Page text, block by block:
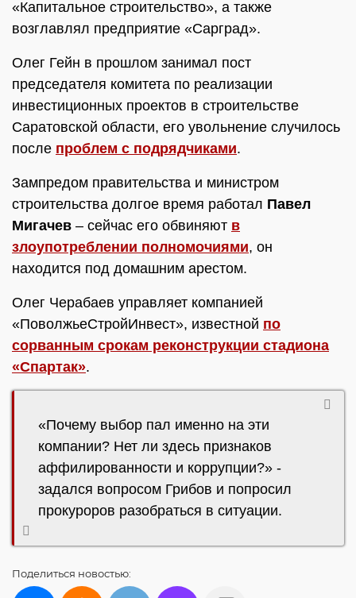
«Капитальное строительство», а также
возглавлял предприятие «Сарград».
Олег Гейн в прошлом занимал пост
председателя комитета по реализации
инвестиционных проектов в строительстве
Саратовской области, его увольнение случилось
после проблем с подрядчиками.
Зампредом правительства и министром
строительства долгое время работал Павел
Мигачев – сейчас его обвиняют в
злоупотреблении полномочиями, он
находится под домашним арестом.
Олег Черабаев управляет компанией
«ПоволжьеСтройИнвест», известной по
сорванным срокам реконструкции стадиона
«Спартак».
«Почему выбор пал именно на эти
компании? Нет ли здесь признаков
аффилированности и коррупции?» -
задался вопросом Грибов и попросил
прокуроров разобраться в ситуации.
Поделиться новостью: